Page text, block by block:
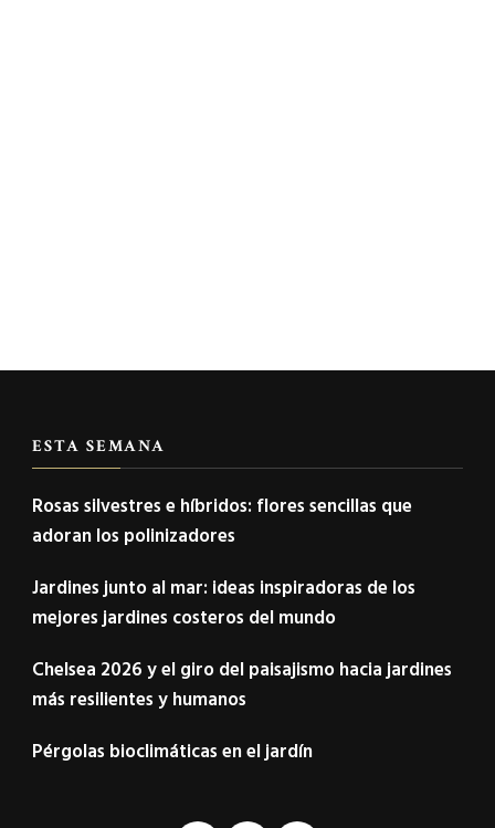
ESTA SEMANA
Rosas silvestres e híbridos: flores sencillas que
adoran los polinizadores
Jardines junto al mar: ideas inspiradoras de los
mejores jardines costeros del mundo
Chelsea 2026 y el giro del paisajismo hacia jardines
más resilientes y humanos
Pérgolas bioclimáticas en el jardín